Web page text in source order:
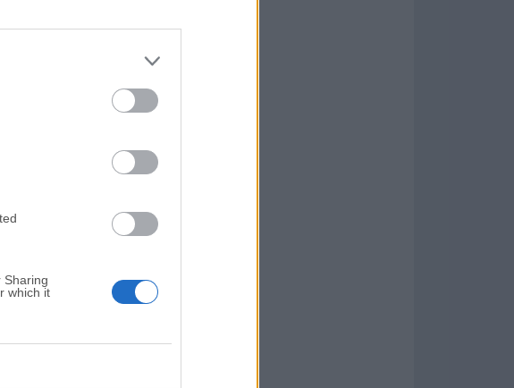
Sharing
which it
CapCut
Hero Wars
- Online Action Game
Halo: Campaign